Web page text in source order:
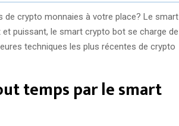
de crypto monnaies à votre place? Le smart
puissant, le smart crypto bot se charge de
techniques les plus récentes de crypto
temps par le smart